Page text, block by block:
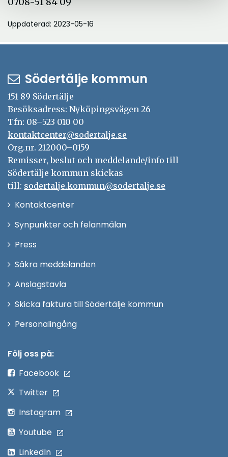
Uppdaterad: 2023-05-16
Södertälje kommun
151 89 Södertälje
Besöksadress: Nyköpingsvägen 26
Tfn: 08–523 010 00
kontaktcenter@sodertalje.se
Org.nr. 212000–0159
Remisser, beslut och meddelande/info till
Södertälje kommun skickas
till: sodertalje.kommun@sodertalje.se
KontaktcenterÖppna
Synpunkter och felanmälan
Press
fönster
Säkra meddelanden
Anslagstavla
Skicka faktura till Södertälje kommun
PersonalingångÖppna
Följ oss på:
Facebook
Twitter
Instagram
Youtube
LinkedIn